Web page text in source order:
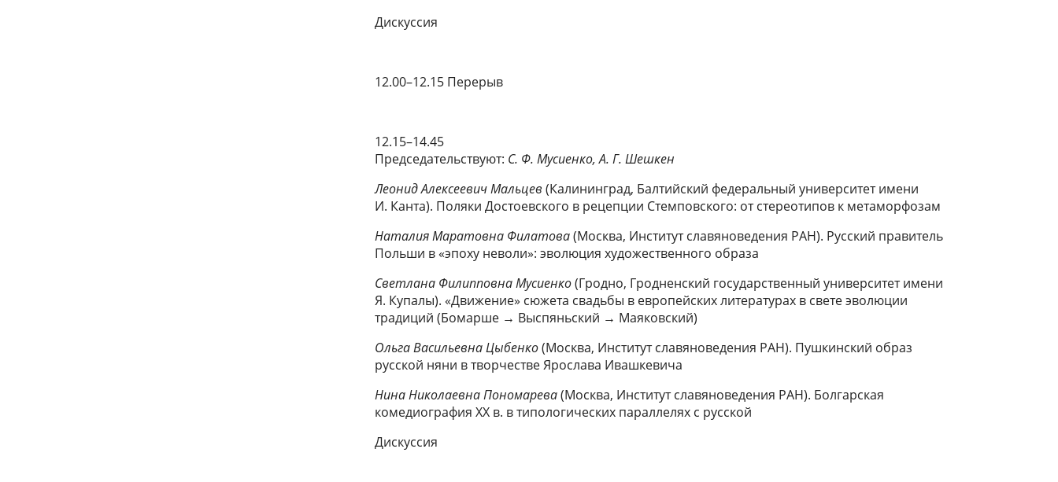
Дискуссия
12.00–12.15 Перерыв
12.15–14.45
Председательствуют: С. Ф. Мусиенко, А. Г. Шешкен
Леонид Алексеевич Мальцев (Калининград, Балтийский федеральный университет имени
И. Канта). Поляки Достоевского в рецепции Стемповского: от стереотипов к метаморфозам
Наталия Маратовна Филатова(Москва, Институт славяноведения РАН). Русский правитель
Польши в «эпоху неволи»: эволюция художественного образа
Светлана Филипповна Мусиенко(Гродно, Гродненский государственный университет имени
Я. Купалы). «Движение» сюжета свадьбы в европейских литературах в свете эволюции
традиций (Бомарше → Выспяньский → Маяковский)
Ольга Васильевна Цыбенко(Москва, Институт славяноведения РАН). Пушкинский образ
русской няни в творчестве Ярослава Ивашкевича
Нина Николаевна Пономарева(Москва, Институт славяноведения РАН). Болгарская
комедиография ХХ в. в типологических параллелях с русской
Дискуссия